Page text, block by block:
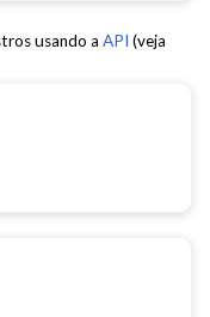
usando a API (veja